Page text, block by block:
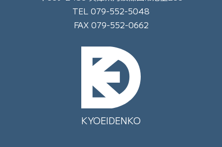
TEL 079-552-5048
FAX 079-552-0662
KYOEIDENKO